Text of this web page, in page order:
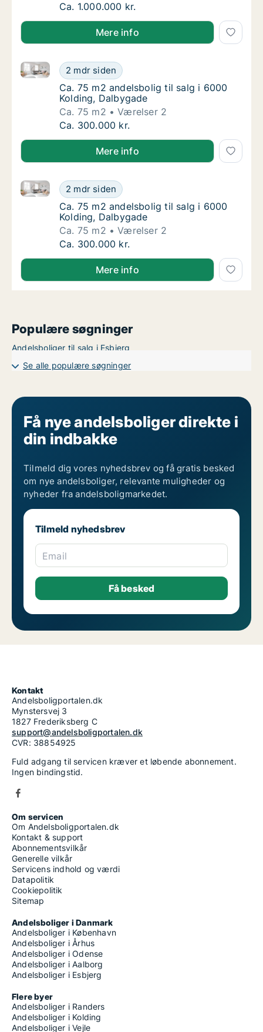
Ca. 75 m2 andelsbolig til salg i 6000
Ca. 1.000.000 kr.
Mere info
Ca. 75 m2 andelsbolig til salg i 6000
2 mdr siden
Ca. 75 m2 andelsbolig til salg i 6000 Kolding,
Ca. 75 m2 andelsbolig til salg i 6000
Ca. 75 m2 andelsbolig til salg i 6000
Kolding, Dalbygade
Ca. 75 m2
Værelser 2
Ca. 75 m2 andelsbolig til salg i 6000
Ca. 300.000 kr.
Mere info
Ca. 75 m2 andelsbolig til salg i 6000
2 mdr siden
Ca. 75 m2 andelsbolig til salg i 6000 Kolding,
Ca. 75 m2 andelsbolig til salg i 6000
Ca. 75 m2 andelsbolig til salg i 6000
Kolding, Dalbygade
Ca. 75 m2
Værelser 2
Ca. 75 m2 andelsbolig til salg i 6000
Ca. 300.000 kr.
Mere info
Populære søgninger
Andelsboliger til salg i Esbjerg
Se alle populære søgninger
Få nye andelsboliger direkte i
din indbakke
Tilmeld dig vores nyhedsbrev og få gratis besked
om nye andelsboliger, relevante muligheder og
nyheder fra andelsboligmarkedet.
Tilmeld nyhedsbrev
Email
Kontakt
Andelsboligportalen.dk
Mynstersvej 3
1827 Frederiksberg C
support@andelsboligportalen.dk
CVR: 38854925
Fuld adgang til servicen kræver et løbende abonnement.
Ingen bindingstid.
Om servicen
Om Andelsboligportalen.dk
Kontakt & support
Abonnementsvilkår
Generelle vilkår
Servicens indhold og værdi
Datapolitik
Cookiepolitik
Sitemap
Andelsboliger i Danmark
Andelsboliger i København
Andelsboliger i Århus
Andelsboliger i Odense
Andelsboliger i Aalborg
Andelsboliger i Esbjerg
Flere byer
Andelsboliger i Randers
Andelsboliger i Kolding
Andelsboliger i Vejle